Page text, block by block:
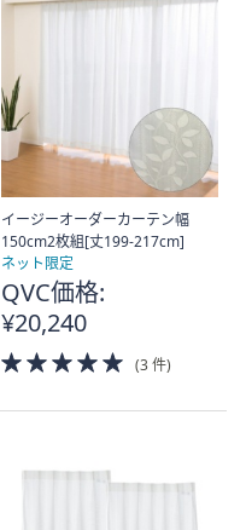
イージーオーダーカーテン幅
150cm2枚組[丈199-217cm]
ネット限定
QVC価格:
¥20,240
5.0
of
(3 件)